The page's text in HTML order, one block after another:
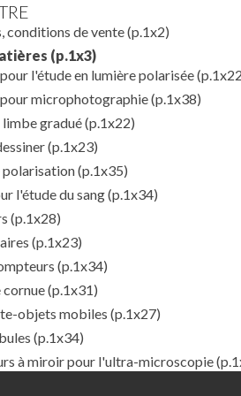
conditions de vente(p.1x2)
(p.1x3)
l'étude en lumière polarisée
microphotographie(p.1x38)
limbe gradué(p.1x22)
(p.1x23)
polarisation(p.1x35)
l'étude du sang(p.1x34)
(p.1x28)
(p.1x23)
(p.1x34)
cornue(p.1x31)
objets mobiles (p.1x27)
(p.1x34)
à miroir pour l'ultra-microscopie